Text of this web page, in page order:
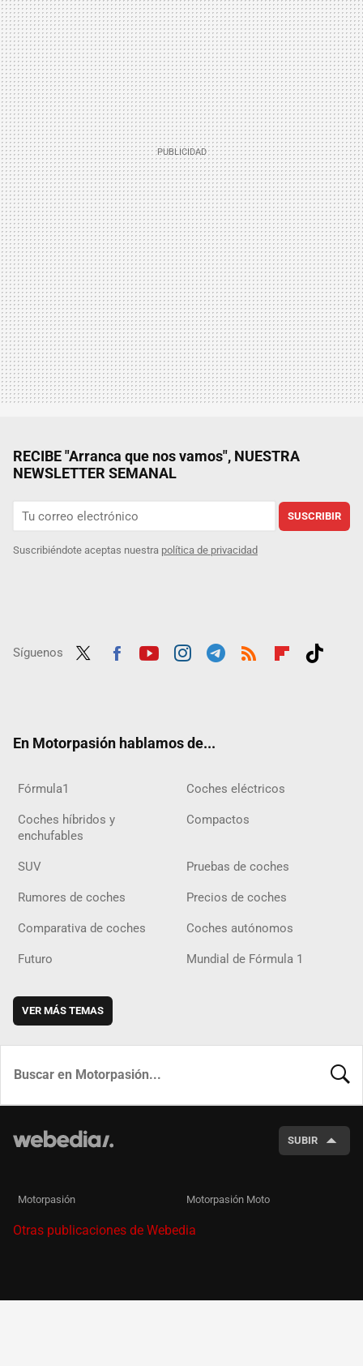
RECIBE "Arranca que nos vamos", NUESTRA
NEWSLETTER SEMANAL
SUSCRIBIR
Suscribiéndote aceptas nuestra política de privacidad
Síguenos
En Motorpasión hablamos de...
Fórmula1 Coches eléctricos
Coches híbridos y
enchufables
Compactos
SUV Pruebas de coches
Rumores de coches Precios de coches
Comparativa de coches Coches autónomos
Futuro Mundial de Fórmula 1
VER MÁS TEMAS
SUBIR
Motorpasión Motorpasión Moto
Otras publicaciones de Webedia